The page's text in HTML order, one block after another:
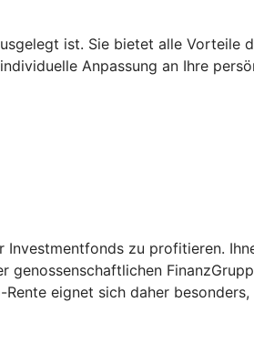
ist. Sie bietet alle Vorteile
Anpassung an Ihre
zu profitieren.
eignet sich daher